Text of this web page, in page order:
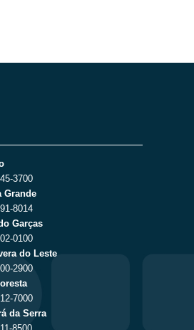
3700
Grande
8014
Garças
0100
do Leste
2900
7000
da Serra